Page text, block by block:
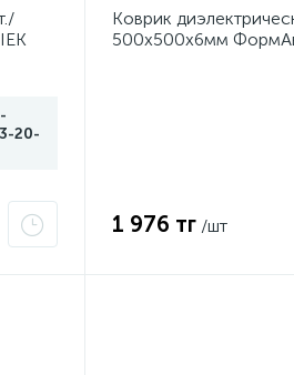
20-
Коврик
500х500х6мм
1 976 тг /шт